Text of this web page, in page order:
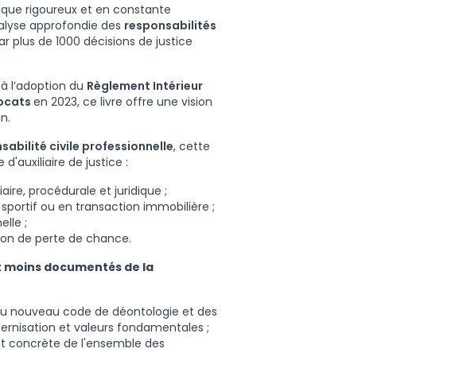
rigoureux et en constante
approfondie des responsabilités
plus de 1000 décisions de justice
l’adoption du Règlement Intérieur
en 2023, ce livre offre une vision
civile professionnelle, cette
d'auxiliaire de justice :
procédurale et juridique ;
ou en transaction immobilière ;
;
de perte de chance.
documentés de la
nouveau code de déontologie et des
et valeurs fondamentales ;
concrète de l'ensemble des